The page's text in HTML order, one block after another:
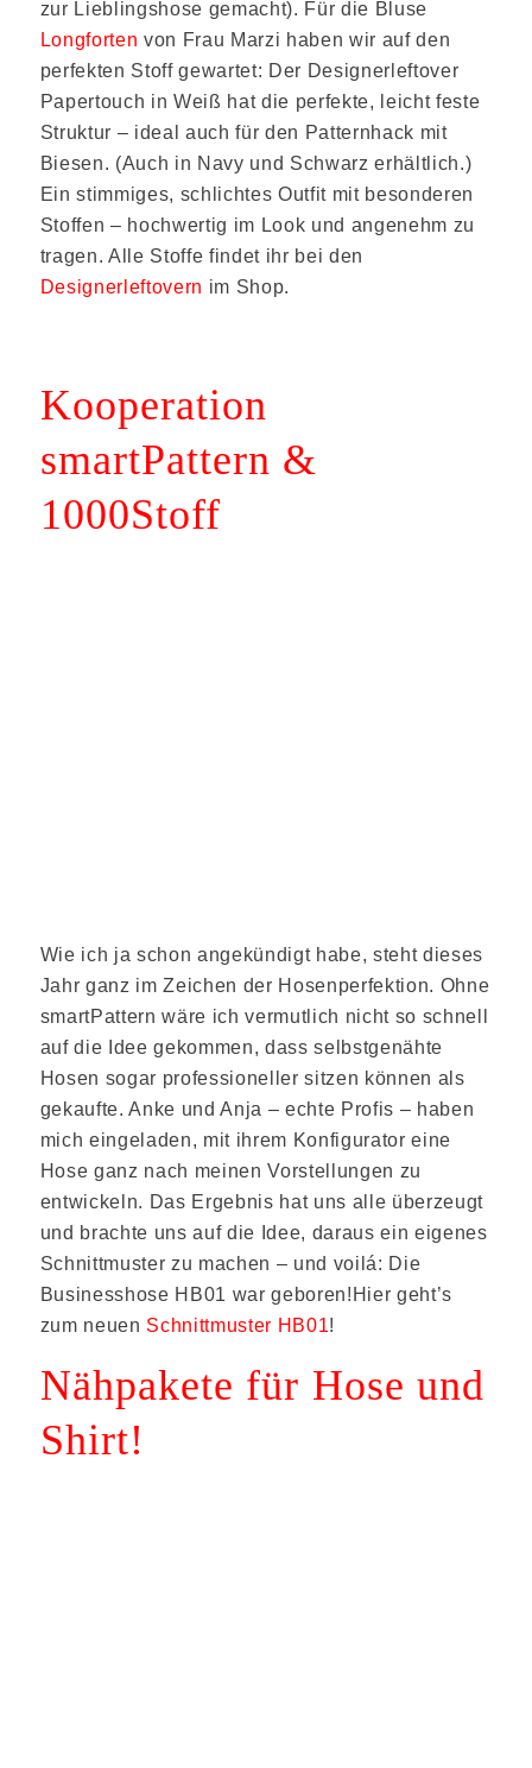
zur Lieblingshose gemacht). Für die Bluse
Longforten von Frau Marzi haben wir auf den
perfekten Stoff gewartet: Der Designerleftover
Papertouch in Weiß hat die perfekte, leicht feste
Struktur – ideal auch für den Patternhack mit
Biesen. (Auch in Navy und Schwarz erhältlich.)
Ein stimmiges, schlichtes Outfit mit besonderen
Stoffen – hochwertig im Look und angenehm zu
tragen. Alle Stoffe findet ihr bei den
Designerleftovern im Shop.
Kooperation
smartPattern &
1000Stoff
Wie ich ja schon angekündigt habe, steht dieses
Jahr ganz im Zeichen der Hosenperfektion. Ohne
smartPattern wäre ich vermutlich nicht so schnell
auf die Idee gekommen, dass selbstgenähte
Hosen sogar professioneller sitzen können als
gekaufte. Anke und Anja – echte Profis – haben
mich eingeladen, mit ihrem Konfigurator eine
Hose ganz nach meinen Vorstellungen zu
entwickeln. Das Ergebnis hat uns alle überzeugt
und brachte uns auf die Idee, daraus ein eigenes
Schnittmuster zu machen – und voilá: Die
Businesshose HB01 war geboren!Hier geht’s
zum neuen Schnittmuster HB01!
Nähpakete für Hose und
Shirt!